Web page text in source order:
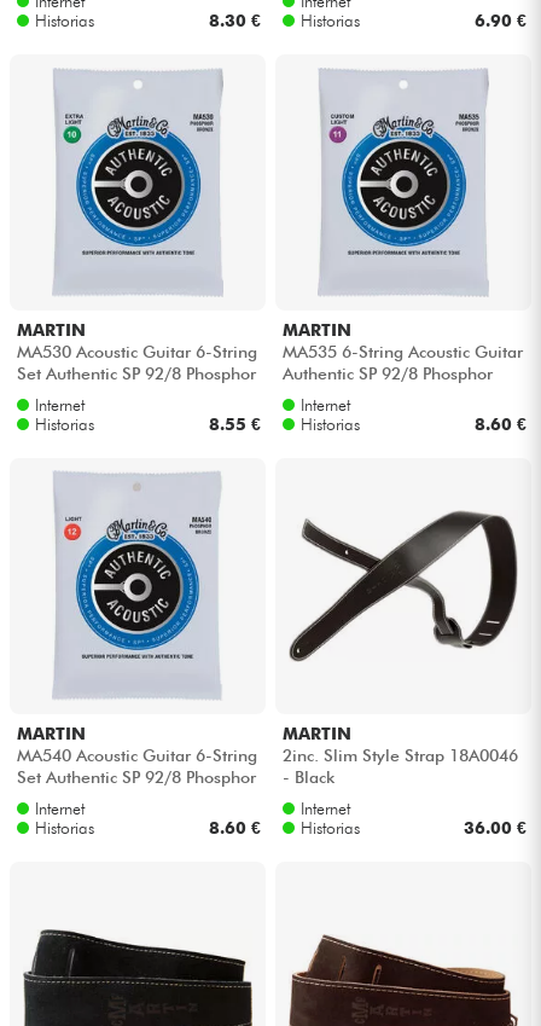
Historias
8.30 €
Historias
6.90 €
MARTIN
MA530 Acoustic Guitar 6-String
Set Authentic SP 92/8 Phosphor
Bronze 10-47 - Juego de c...
Internet
Historias
8.55 €
MARTIN
MA535 6-String Acoustic Guitar
Authentic SP 92/8 Phosphor
Bronze 11-52 - Juego de
cuerdas
Internet
Historias
8.60 €
MARTIN
MA540 Acoustic Guitar 6-String
Set Authentic SP 92/8 Phosphor
Bronze 12-54 - Juego de c...
Internet
Historias
8.60 €
MARTIN
2inc. Slim Style Strap 18A0046
- Black
Internet
Historias
36.00 €